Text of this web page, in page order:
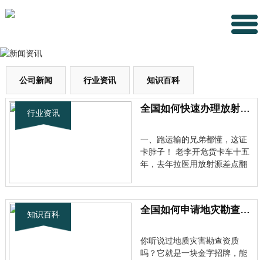
公司新闻 行业资讯 知识百科
行业资讯 全国如何快速办理放射性物品道路运输许可证？风险规避技巧有哪些？
一、跑运输的兄弟都懂，这证
卡脖子！ 老李开危货卡车十五
年，去年拉医用放射源差点翻
家物流公司笑他：“连放射性物
品道路运输许可证都摸不透，
还敢上路？” 别笑，这真不是小
射性物质一旦泄露，轻则污染
···
知识百科 全国如何申请地灾勘查资质？办理避开雷区一次通过技巧
你听说过地质灾害勘查资质
吗？它就是一块金字招牌，能